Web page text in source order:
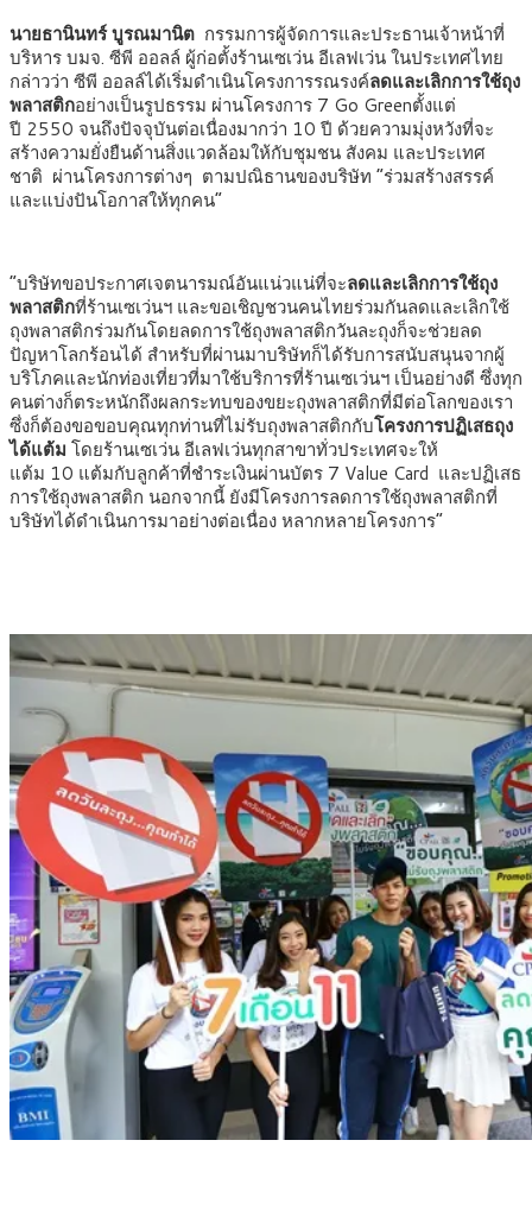
นายธานินทร์ บูรณมานิต กรรมการผู้จัดการและประธานเจ้าหน้าที่
บริหาร บมจ. ซีพี ออลล์ ผู้ก่อตั้งร้านเซเว่น อีเลฟเว่น ในประเทศไทย
กล่าวว่า ซีพี ออลล์ได้เริ่มดำเนินโครงการรณรงค์ลดและเลิกการใช้ถุง
พลาสติกอย่างเป็นรูปธรรม ผ่านโครงการ 7 Go Greenตั้งแต่
ปี 2550 จนถึงปัจจุบันต่อเนื่องมากว่า 10 ปี ด้วยความมุ่งหวังที่จะ
สร้างความยั่งยืนด้านสิ่งแวดล้อมให้กับชุมชน สังคม และประเทศ
ชาติ ผ่านโครงการต่างๆ ตามปณิธานของบริษัท “ร่วมสร้างสรรค์
และแบ่งปันโอกาสให้ทุกคน”
“บริษัทขอประกาศเจตนารมณ์อันแน่วแน่ที่จะลดและเลิกการใช้ถุง
พลาสติกที่ร้านเซเว่นฯ และขอเชิญชวนคนไทยร่วมกันลดและเลิกใช้
ถุงพลาสติกร่วมกันโดยลดการใช้ถุงพลาสติกวันละถุงก็จะช่วยลด
ปัญหาโลกร้อนได้ สำหรับที่ผ่านมาบริษัทก็ได้รับการสนับสนุนจากผู้
บริโภคและนักท่องเที่ยวที่มาใช้บริการที่ร้านเซเว่นฯ เป็นอย่างดี ซึ่งทุก
คนต่างก็ตระหนักถึงผลกระทบของขยะถุงพลาสติกที่มีต่อโลกของเรา
ซึ่งก็ต้องขอขอบคุณทุกท่านที่ไม่รับถุงพลาสติกกับโครงการปฏิเสธถุง
ได้แต้ม โดยร้านเซเว่น อีเลฟเว่นทุกสาขาทั่วประเทศจะให้
แต้ม 10 แต้มกับลูกค้าที่ชำระเงินผ่านบัตร 7 Value Card และปฏิเสธ
การใช้ถุงพลาสติก นอกจากนี้ ยังมีโครงการลดการใช้ถุงพลาสติกที่
บริษัทได้ดำเนินการมาอย่างต่อเนื่อง หลากหลายโครงการ”